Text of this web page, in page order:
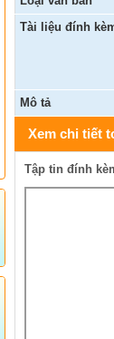
trị xã hội
nhiệm Lãnh đạo
Thông tin
Chiến lược,
Thông báo
Tài liệu đính
Mô tả
Xem chi tiết
Tập tin đính